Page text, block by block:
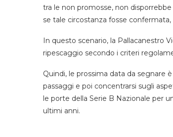
tra le non promosse, non
se tale circostanza fosse confermata,
In questo scenario, la Pallacanestro
ripescaggio secondo i criteri
Quindi, le prossima data da segnare
passaggi e poi concentrarsi sugli
le porte della Serie B Nazionale per
ultimi anni.